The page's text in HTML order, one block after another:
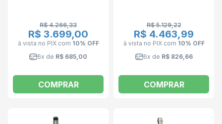
R$ 4.266,33
R$ 3.699,00
à vista no PIX com 10% OFF
6x de R$ 685,00
COMPRAR
R$ 5.129,22
R$ 4.463,99
à vista no PIX com 10% OFF
6x de R$ 826,66
COMPRAR